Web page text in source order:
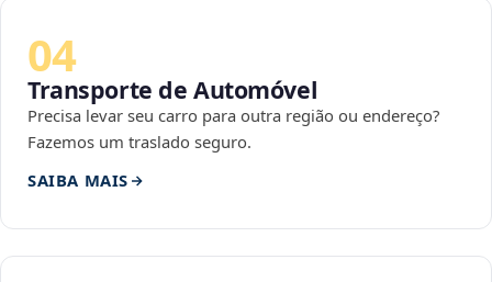
04
Transporte de Automóvel
Precisa levar seu carro para outra região ou endereço?
Fazemos um traslado seguro.
SAIBA MAIS